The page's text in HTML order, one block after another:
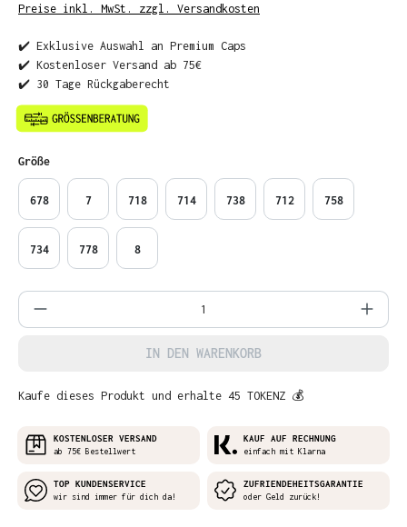
Preise inkl. MwSt. zzgl. Versandkosten
✔️ Exklusive Auswahl an Premium Caps
✔️ Kostenloser Versand ab 75€
✔️ 30 Tage Rückgaberecht
Größeauswählen
678 7 718 714 738 712 758
734 778 8
Produkt Anzahl: Gib den gewünschten
IN DEN WARENKORB
Kaufe dieses Produkt und erhalte 45 TOKENZ 💰
KOSTENLOSER VERSAND
ab 75€ Bestellwert
KAUF AUF RECHNUNG
einfach mit Klarna
TOP KUNDENSERVICE
wir sind immer für dich da!
ZUFRIENDEHEITSGARANTIE
oder Geld zurück!